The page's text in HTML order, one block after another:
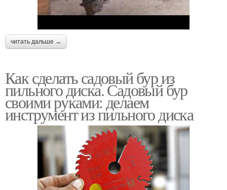
читать дальше →
Как сделать садовый бур из
пильного диска. Садовый бур
своими руками: делаем
инструмент из пильного диска